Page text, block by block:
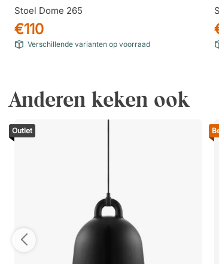
Stoel Dome 265
€110
Verschillende varianten op voorraad
Anderen keken ook
Outlet